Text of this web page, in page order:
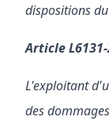
dispositions
Article
L'exploitant
des